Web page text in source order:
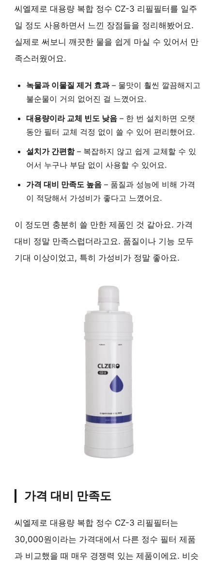
씨엘제로 대용량 복합 정수 CZ-3 리필필터를 일주
일 정도 사용하면서 느낀 장점들을 정리해봤어요.
실제로 써보니 깨끗한 물을 쉽게 마실 수 있어서 만
족스러웠어요.
녹물과 이물질 제거 효과– 물맛이 훨씬 깔끔해지고
불순물이 거의 없어진 걸 느꼈어요.
대용량이라 교체 빈도 낮음 – 한 번 설치하면 오랫
동안 필터 교체 걱정 없이 쓸 수 있어 편리했어요.
설치가 간편함– 복잡하지 않고 쉽게 교체할 수 있
어서 누구나 부담 없이 사용할 수 있어요.
가격 대비 만족도 높음 – 품질과 성능에 비해 가격
이 적당해서 가성비가 좋다고 느꼈어요.
이 정도면 충분히 쓸 만한 제품인 것 같아요. 가격
대비 정말 만족스럽더라고요. 품질이나 기능 모두
기대 이상이었고, 특히 가성비가 정말 좋아요.
가격 대비 만족도
씨엘제로 대용량 복합 정수 CZ-3 리필필터는
30,000원이라는 가격대에서 다른 정수 필터 제품
과 비교했을 때 매우 경쟁력 있는 제품이에요. 비슷